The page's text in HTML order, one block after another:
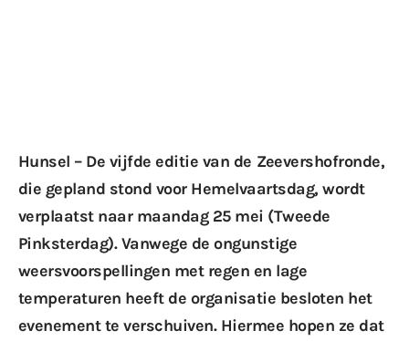
Hunsel – De vijfde editie van de Zeevershofronde,
die gepland stond voor Hemelvaartsdag, wordt
verplaatst naar maandag 25 mei (Tweede
Pinksterdag). Vanwege de ongunstige
weersvoorspellingen met regen en lage
temperaturen heeft de organisatie besloten het
evenement te verschuiven. Hiermee hopen ze dat